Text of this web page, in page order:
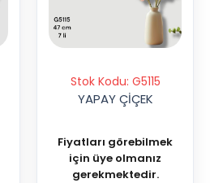
Stok Kodu: G5115
YAPAY ÇİÇEK
Fiyatları görebilmek
için üye olmanız
gerekmektedir.